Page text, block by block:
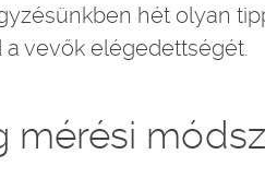
hét olyan
vevők elégedettségét.